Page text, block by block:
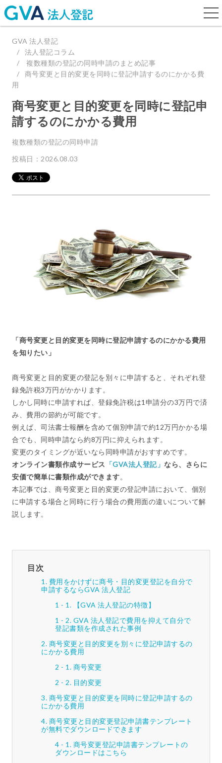
GVA 法人登記
法人登記コラム
複数種類の登記の同時申請のまとめ記事
商号変更と目的変更を同時に登記申請するのにかかる費
用
商号変更と目的変更を同時に登記申
請するのにかかる費用
複数種類の登記の同時申請
投稿日：2026.08.03
「商号変更と目的変更を同時に登記申請するのにかかる費用
を知りたい」
商号変更と目的変更の登記を別々に申請すると、それぞれ登
録免許税3万円がかかります。
しかし同時に申請すれば、登録免許税は1申請分の3万円で済
み、費用の節約が可能です。
例えば、司法書士報酬を含めて個別申請で約12万円かかる場
合でも、同時申請なら約8万円に抑えられます。
変更のタイミングが近いなら同時申請がおすすめです。
オンライン書類作成サービス 「GVA法人登記」 なら、
さらに
安価で簡単に書類作成ができます。
本記事では、商号変更と目的変更の登記申請において、個別
に申請する場合と同時に行う場合の費用面の違いについて解
説します。
目次
費用をかけずに商号・目的変更登記を自分で
申請するならGVA 法人登記
【GVA 法人登記の特徴】
GVA 法人登記で費用を抑えて自分で
登記書類を作成された事例
商号変更と目的変更を別々に登記申請するの
にかかる費用
商号変更
目的変更
商号変更と目的変更を同時に登記申請するの
にかかる費用
商号変更と目的変更登記申請書テンプレート
が無料でダウンロードできます
商号変更登記申請書テンプレートの
ダウンロードはこちら